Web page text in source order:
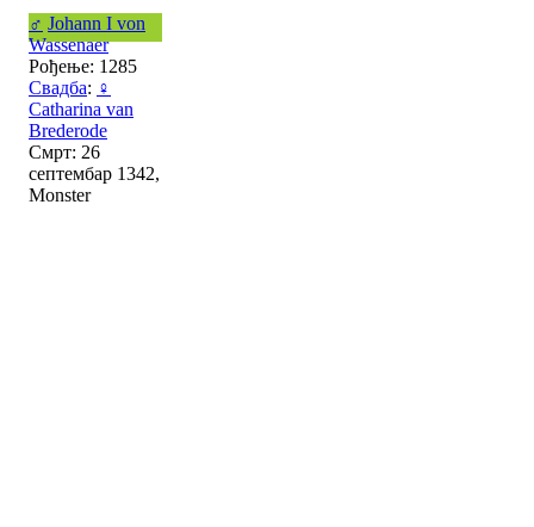
♂ Johann I von
Wassenaer
Рођење: 1285
Свадба: ♀
Catharina van
Brederode
Смрт: 26
септембар 1342,
Monster